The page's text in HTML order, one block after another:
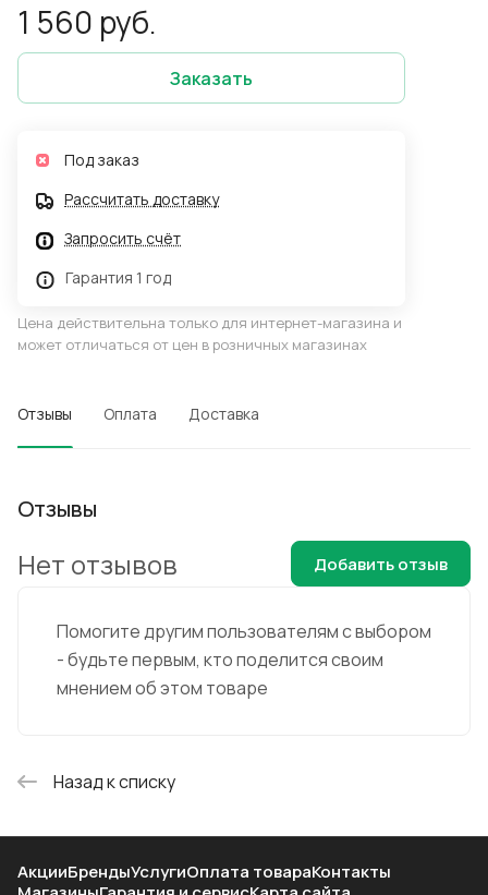
1 560 руб.
Заказать
Под заказ
Рассчитать доставку
Запросить счёт
Гарантия 1 год
Цена действительна только для интернет-магазина и
может отличаться от цен в розничных магазинах
Отзывы Оплата Доставка
Отзывы
Помогите другим пользователям с выбором
- будьте первым, кто поделится своим
мнением об этом товаре
Нет отзывов Добавить отзыв
Назад к списку
АкцииБрендыУслугиОплата товараКонтакты